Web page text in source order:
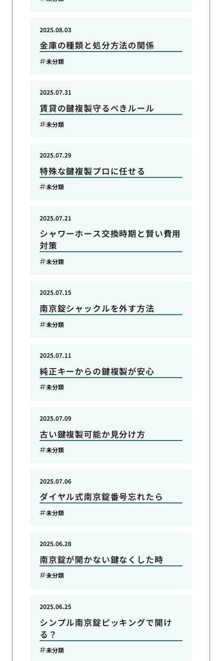
金庫の種類と処分方法の関係
2025.08.03
未分類
賃貸の鍵複製守るべきルール
2025.07.31
未分類
特殊な鍵複製プロに任せる
2025.07.29
未分類
シャワーホース交換時期と賢い費用
対策
2025.07.21
未分類
南京錠シャックルを外す方法
2025.07.15
未分類
純正キーからの鍵複製が安心
2025.07.11
未分類
古い鍵複製可能か見分け方
2025.07.09
未分類
ダイヤル式南京錠番号忘れたら
2025.07.06
未分類
南京錠が開かない鍵なくした時
2025.06.28
未分類
シンプル南京錠ピッキングで開け
る？
2025.06.25
未分類